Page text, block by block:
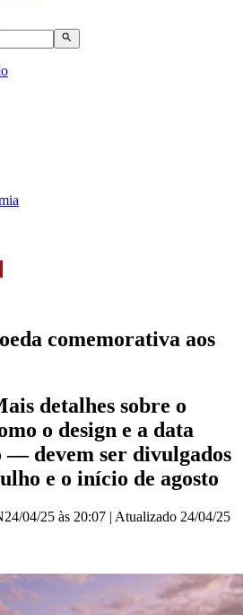
comemorativa aos
detalhes sobre o
o design e a data
— devem ser divulgados
e o início de agosto
24/04/25 às 20:07 | Atualizado 24/04/25